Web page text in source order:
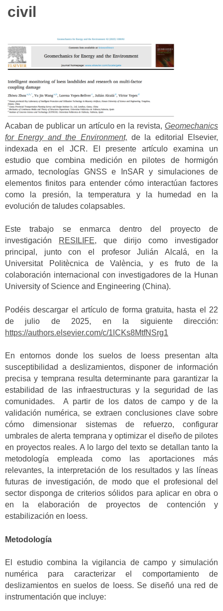
civil
Acaban de publicar un artículo en la revista, Geomechanics
for Energy and the Environment, de la editorial Elsevier,
indexada en el JCR. El presente artículo examina un
estudio que combina medición en pilotes de hormigón
armado, tecnologías GNSS e InSAR y simulaciones de
elementos finitos para entender cómo interactúan factores
como la presión, la temperatura y la humedad en la
evolución de taludes colapsables.
Este trabajo se enmarca dentro del proyecto de
investigación
RESILIFE, que dirijo como investigador
principal, junto con el profesor Julián Alcalá, en la
Universitat Politècnica de València, y es fruto de la
colaboración internacional con investigadores de la Hunan
University of Science and Engineering (China).
Podéis descargar el artículo de forma gratuita, hasta el 22
de julio de 2025, en la siguiente dirección:
https://authors.elsevier.com/c/1lCKs8MtfNSrg1
En entornos donde los suelos de loess presentan alta
susceptibilidad a deslizamientos, disponer de información
precisa y temprana resulta determinante para garantizar la
estabilidad de las infraestructuras y la seguridad de las
comunidades. A partir de los datos de campo y de la
validación numérica, se extraen conclusiones clave sobre
cómo dimensionar sistemas de refuerzo, configurar
umbrales de alerta temprana y optimizar el diseño de pilotes
en proyectos reales. A lo largo del texto se detallan tanto la
metodología empleada como las aportaciones más
relevantes, la interpretación de los resultados y las líneas
futuras de investigación, de modo que el profesional del
sector disponga de criterios sólidos para aplicar en obra o
en la elaboración de proyectos de contención y
estabilización en loess.
Metodología
El estudio combina la vigilancia de campo y simulación
numérica para caracterizar el comportamiento de
deslizamientos en suelos de loess. Se diseñó una red de
instrumentación que incluye: